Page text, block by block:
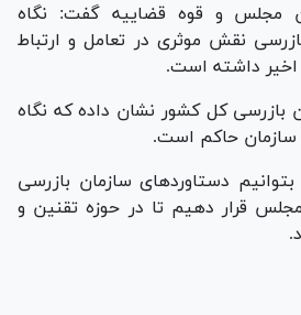
مجلس و قوه قضاییه گفت: نگاه
نقش موثری در تعامل و ارتباط
داشته است.
بازرسی کل کشور نشان داده که نگاه
حاکم است.
دستاورد‌های سازمان بازرسی
قرار دهیم تا در حوزه تقنین و